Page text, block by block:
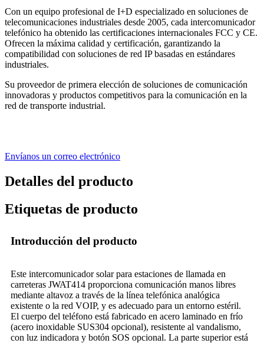
Con un equipo profesional de I+D especializado en soluciones de
telecomunicaciones industriales desde 2005, cada intercomunicador
telefónico ha obtenido las certificaciones internacionales FCC y CE.
Ofrecen la máxima calidad y certificación, garantizando la
compatibilidad con soluciones de red IP basadas en estándares
industriales.
Su proveedor de primera elección de soluciones de comunicación
innovadoras y productos competitivos para la comunicación en la
red de transporte industrial.
Envíanos un correo electrónico
Detalles del producto
Etiquetas de producto
Introducción del producto
Este intercomunicador solar para estaciones de llamada en
carreteras JWAT414 proporciona comunicación manos libres
mediante altavoz a través de la línea telefónica analógica
existente o la red VOIP, y es adecuado para un entorno estéril.
El cuerpo del teléfono está fabricado en acero laminado en frío
(acero inoxidable SUS304 opcional), resistente al vandalismo,
con luz indicadora y botón SOS opcional. La parte superior está